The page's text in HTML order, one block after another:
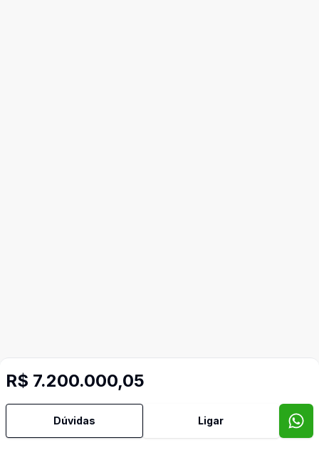
R$ 7.200.000,05
Dúvidas Ligar